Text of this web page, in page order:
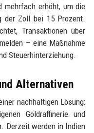
mehrfach erhöht, um die
der Zoll bei 15 Prozent.
Transaktionen über
– eine Maßnahme
Steuerhinterziehung.
Alternativen
nachhaltigen Lösung:
Goldraffinerie und
Derzeit werden in Indien